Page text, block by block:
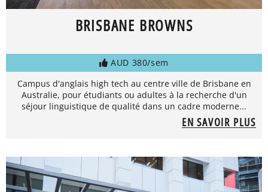
BRISBANE BROWNS
AUD 380/sem
Campus d'anglais high tech au centre ville de Brisbane en
Australie, pour étudiants ou adultes à la recherche d'un
séjour linguistique de qualité dans un cadre moderne...
EN SAVOIR PLUS